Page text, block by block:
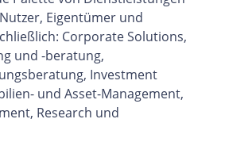
Eigentümer und
Corporate Solutions,
und -beratung,
Investment
und Asset-Management,
Research und